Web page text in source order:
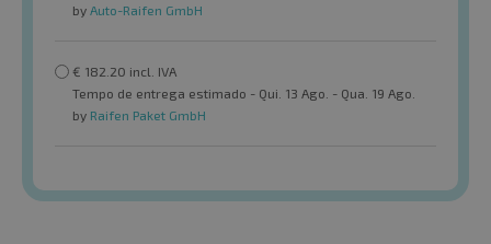
by Auto-Raifen GmbH
€ 182.20 incl. IVA
Tempo de entrega estimado - Qui. 13 Ago. - Qua. 19 Ago.
by Raifen Paket GmbH